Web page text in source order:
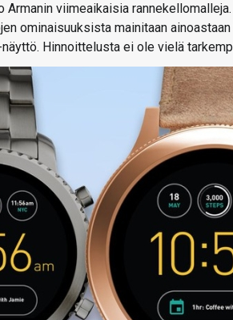
Armanin viimeaikaisia
ominaisuuksista mainitaan
Hinnoittelusta ei ole vielä